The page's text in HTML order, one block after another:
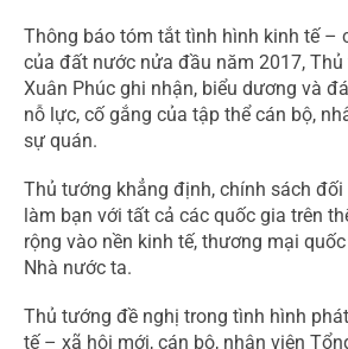
Thông báo tóm tắt tình hình kinh tế –
của đất nước nửa đầu năm 2017, Thủ
Xuân Phúc ghi nhận, biểu dương và
nỗ lực, cố gắng của tập thể cán bộ,
sự quán.
Thủ tướng khẳng định, chính sách đối
làm bạn với tất cả các quốc gia trên
rộng vào nền kinh tế, thương mại
Nhà nước ta.
Thủ tướng đề nghị trong tình hình
tế – xã hội mới, cán bộ, nhân viên